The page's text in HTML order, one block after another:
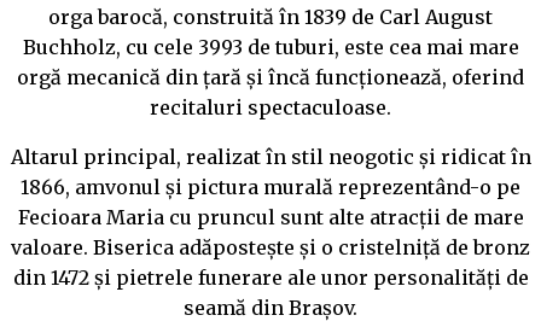
orga barocă, construită în 1839 de Carl August
Buchholz, cu cele 3993 de tuburi, este cea mai mare
orgă mecanică din țară și încă funcționează, oferind
recitaluri spectaculoase.
Altarul principal, realizat în stil neogotic și ridicat în
1866, amvonul și pictura murală reprezentând-o pe
Fecioara Maria cu pruncul sunt alte atracții de mare
valoare. Biserica adăpostește și o cristelniță de bronz
din 1472 și pietrele funerare ale unor personalități de
seamă din Brașov.